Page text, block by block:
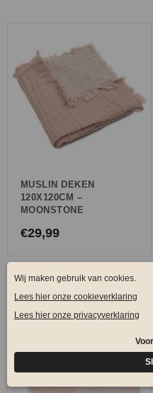
MUSLIN DEKEN
120X120CM –
MOONSTONE
€29,99
Oorspronkelijke
prijs
€34,99.
Huidige
prijs
€20,00.